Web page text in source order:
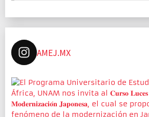
✨Un momento histórico para
Por primera vez en sus 30
AMEJ fue invitada a
las entrevistas del proceso
Becas MEXT.
AMEJ.MX